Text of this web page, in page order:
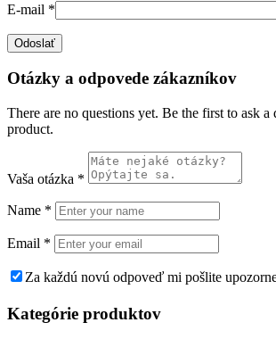
E-mail *
Otázky a odpovede zákazníkov
There are no questions yet. Be the first to ask a
product.
Vaša otázka *
Name *
Email *
Za každú novú odpoveď mi pošlite
Kategórie produktov